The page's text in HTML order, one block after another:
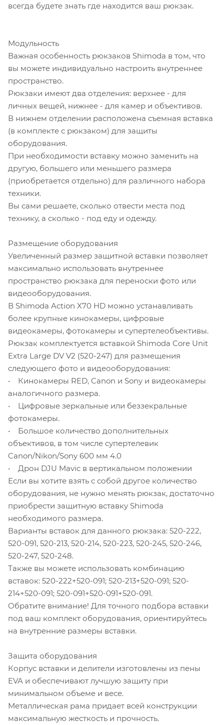
всегда будете знать где находится ваш рюкзак.
Модульность
Важная особенность рюкзаков Shimoda в том, что
вы можете индивидуально настроить внутреннее
пространство.
Рюкзаки имеют два отделения: верхнее - для
личных вещей, нижнее - для камер и объективов.
В нижнем отделении расположена съемная вставка
(в комплекте с рюкзаком) для защиты
оборудования.
При необходимости вставку можно заменить на
другую, большего или меньшего размера
(приобретается отдельно) для различного набора
техники.
Вы сами решаете, сколько отвести места под
технику, а сколько - под еду и одежду.
Размещение оборудования
Увеличенный размер защитной вставки позволяет
максимально использовать внутреннее
пространство рюкзака для переноски фото или
видеооборудования.
В Shimoda Action X70 HD можно устанавливать
более крупные кинокамеры, цифровые
видеокамеры, фотокамеры и супертелеобъективы.
Рюкзак комплектуется вставкой Shimoda Core Unit
Extra Large DV V2 (520-247) для размещения
следующего фото и видеооборудования:
• Кинокамеры RED, Canon и Sony и видеокамеры
аналогичного размера.
• Цифровые зеркальные или беззекральные
фотокамеры.
• Большое количество дополнительных
объективов, в том числе супертелевик
Canon/Nikon/Sony 600 мм 4.0
• Дрон DJU Mavic в вертикальном положении
Если вы хотите взять с собой другое количество
оборудования, не нужно менять рюкзак, достаточно
приобрести защитную вставку Shimoda
необходимого размера.
Варианты вставок для данного рюкзака: 520-222,
520-091, 520-213, 520-214, 520-223, 520-245, 520-246,
520-247, 520-248.
Также вы можете использовать комбинацию
вставок: 520-222+520-091; 520-213+520-091; 520-
214+520-091; 520-091+520-091+520-091.
Обратите внимание! Для точного подбора вставки
под ваш комплект оборудования, ориентируйтесь
на внутренние размеры вставки.
Защита оборудования
Корпус вставки и делители изготовлены из пены
EVA и обеспечивают лучшую защиту при
минимальном объеме и весе.
Металлическая рама придает всей конструкции
максимальную жесткость и прочность.